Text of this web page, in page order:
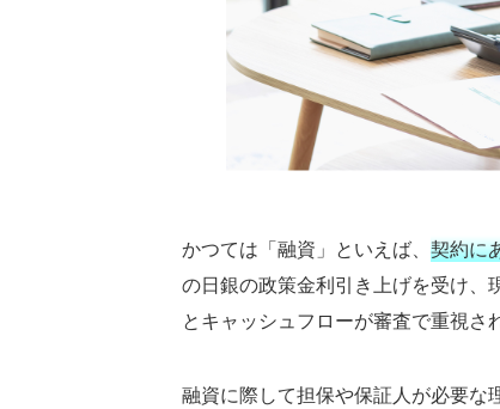
かつては「融資」といえば、 契約に
の日銀の政策金利引き上げを受け、
とキャッシュフローが審査で重視さ
融資に際して担保や保証人が必要な